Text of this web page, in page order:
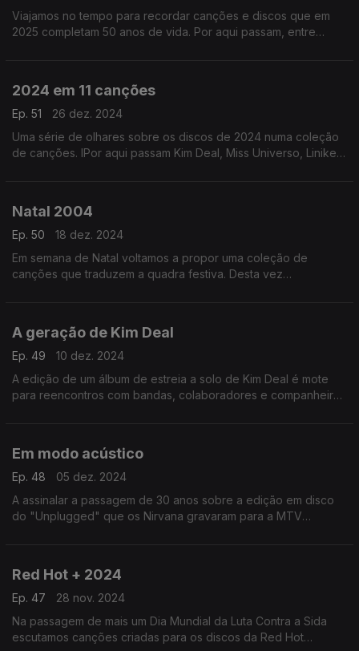
Viajamos no tempo para recordar canções e discos que em
2025 completam 50 anos de vida. Por aqui passam, entre
2024 em 11 canções
Ep. 51
26 dez. 2024
Uma série de olhares sobre os discos de 2024 numa coleção
de canções. IPor aqui passam Kim Deal, Miss Universo, Liniker,
Natal 2004
Ep. 50
18 dez. 2024
Em semana de Natal voltamos a propor uma coleção de
canções que traduzem a quadra festiva. Desta vez
A geração de Kim Deal
Ep. 49
10 dez. 2024
A edição de um álbum de estreia a solo de Kim Deal é mote
para reencontros com bandas, colaboradores e companheiros
Em modo acústico
Ep. 48
05 dez. 2024
A assinalar a passagem de 30 anos sobre a edição em disco
do "Unplugged" que os Nirvana gravaram para a MTV
Red Hot + 2024
Ep. 47
28 nov. 2024
Na passagem de mais um Dia Mundial da Luta Contra a Sida
escutamos canções criadas para os discos da Red Hot